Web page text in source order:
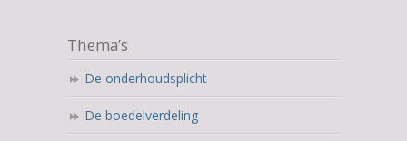
Thema’s
De onderhoudsplicht
De boedelverdeling